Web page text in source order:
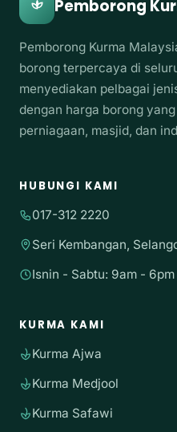
Pemborong
Pemborong Kurma
borong terpercaya di
menyediakan pelbagai
dengan harga borong
perniagaan, masjid, dan
HUBUNGI KAMI
017-312 2220
Seri Kembangan,
Isnin - Sabtu: 9am - 6pm
KURMA KAMI
Kurma Ajwa
Kurma Medjool
Kurma Safawi